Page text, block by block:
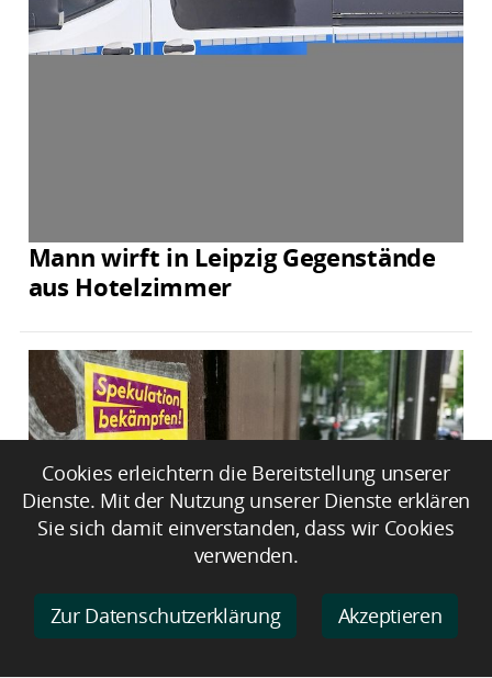
Mann wirft in Leipzig Gegenstände
aus Hotelzimmer
Linke ruft SPD zu Umsetzung von
Volksentscheid auf
Cookies erleichtern die Bereitstellung unserer
Dienste. Mit der Nutzung unserer Dienste erklären
Sie sich damit einverstanden, dass wir Cookies
verwenden.
Zur Datenschutzerklärung Akzeptieren